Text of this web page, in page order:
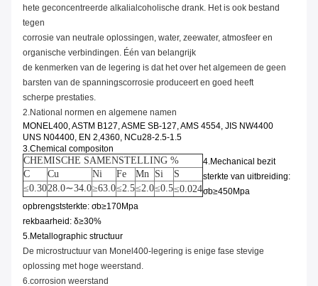
hete geconcentreerde alkalialcoholische drank. Het is ook bestand
tegen
corrosie van neutrale oplossingen, water, zeewater, atmosfeer en
organische verbindingen. Één van belangrijk
de kenmerken van de legering is dat het over het algemeen de geen
barsten van de spanningscorrosie produceert en goed heeft
scherpe prestaties.
2.National normen en algemene namen
MONEL400, ASTM B127, ASME SB-127, AMS 4554, JIS NW4400
UNS N04400, EN 2,4360, NCu28-2.5-1.5
3.Chemical compositon
CHEMISCHE SAMENSTELLING %
C
Cu Ni Fe Mn Si
S
≤0.3028.0∼34.0≥63.0≤2.5≤2.0≤0.5≤0.024
4.Mechanical bezit
sterkte van uitbreiding:
σb≥450Mpa
opbrengststerkte: σb≥170Mpa
rekbaarheid: δ≥30%
5.Metallographic structuur
De microstructuur van Monel400-legering is enige fase stevige
oplossing met hoge weerstand.
6.corrosion weerstand